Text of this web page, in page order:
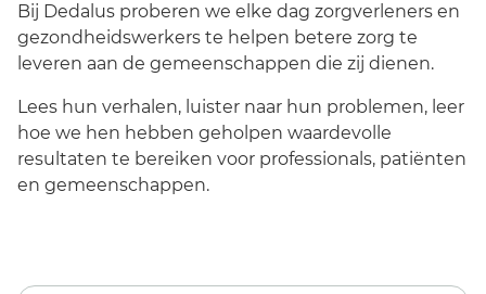
Bij Dedalus proberen we elke dag zorgverleners en
gezondheidswerkers te helpen betere zorg te
leveren aan de gemeenschappen die zij dienen.
Lees hun verhalen, luister naar hun problemen, leer
hoe we hen hebben geholpen waardevolle
resultaten te bereiken voor professionals, patiënten
en gemeenschappen.